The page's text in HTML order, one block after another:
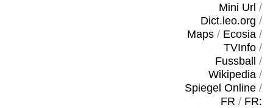
Mini Url /
Dict.leo.org /
Maps/ Ecosia/
TVInfo/
Fussball
/
Wikipedia/
Spiegel Online/
FR / FR: